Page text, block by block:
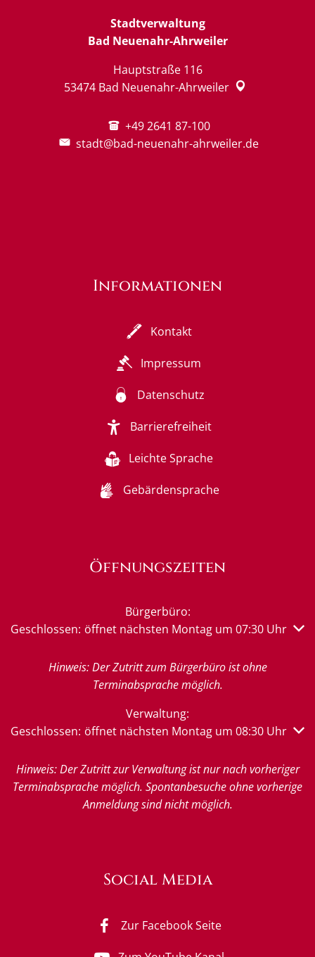
Stadtverwaltung
Bad Neuenahr-Ahrweiler
Hauptstraße 116
53474 Bad Neuenahr-Ahrweiler
+49 2641 87-100
stadt@bad-neuenahr-ahrweiler.de
Informationen
Kontakt
Impressum
Datenschutz
Barrierefreiheit
Leichte Sprache
Gebärdensprache
Öffnungszeiten
Bürgerbüro:
Klicken, um weitere Öffnungs- oder Schließzeiten
Geschlossen: öffnet nächsten Montag um 07:30 Uhr
Hinweis: Der Zutritt zum Bürgerbüro ist ohne
Terminabsprache möglich.
Verwaltung:
Klicken, um weitere Öffnungs- oder Schließzeiten
Geschlossen: öffnet nächsten Montag um 08:30 Uhr
Hinweis: Der Zutritt zur Verwaltung ist nur nach vorheriger
Terminabsprache möglich. Spontanbesuche ohne vorherige
Anmeldung sind nicht möglich.
Social Media
Zur Facebook Seite